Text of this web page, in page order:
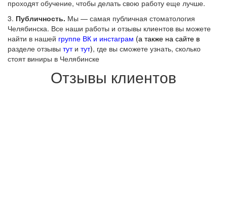
проходят обучение, чтобы делать свою работу еще лучше.
3. Публичность. Мы — самая публичная стоматология
Челябинска. Все наши работы и отзывы клиентов вы можете
найти в нашей группе ВК и инстаграм (а также на сайте в
разделе отзывы тути тут), где вы сможете узнать, сколько
стоят виниры в Челябинске
Отзывы клиентов